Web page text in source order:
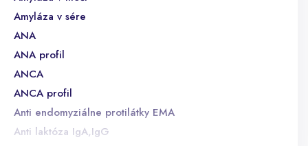
Amyláza v sére
ANA
ANA profil
ANCA
ANCA profil
Anti endomyziálne protilátky EMA
Anti laktóza IgA,IgG